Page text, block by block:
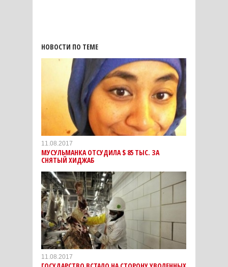
НОВОСТИ ПО ТЕМЕ
11.08.2017
МУСУЛЬМАНКА ОТСУДИЛА $ 85 ТЫС. ЗА
СНЯТЫЙ ХИДЖАБ
11.08.2017